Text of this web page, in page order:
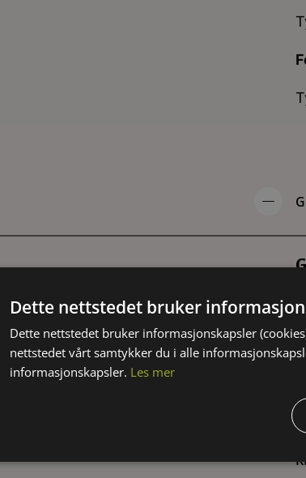
områder i Kaukasus og
Adygea, Karachay-Charkessia, Nord-
Georgia, Armenia, Nord-Iran,
Her vokser i løvskoger fra havnivå opp til
Dette nettstedet bruker
Dette nettstedet bruker informasjonskapsler
nettstedet vårt samtykker du i alle
informasjonskapsler. Les mer